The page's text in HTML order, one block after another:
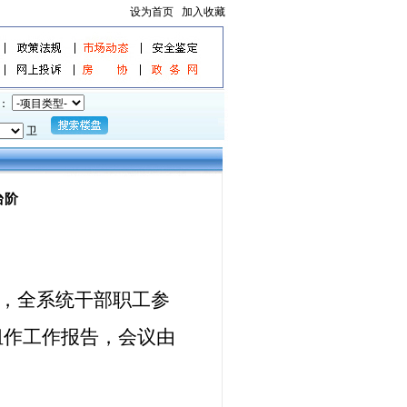
设为首页 加入收藏
卫
阶
全系统干部职工参
工作报告，会议由